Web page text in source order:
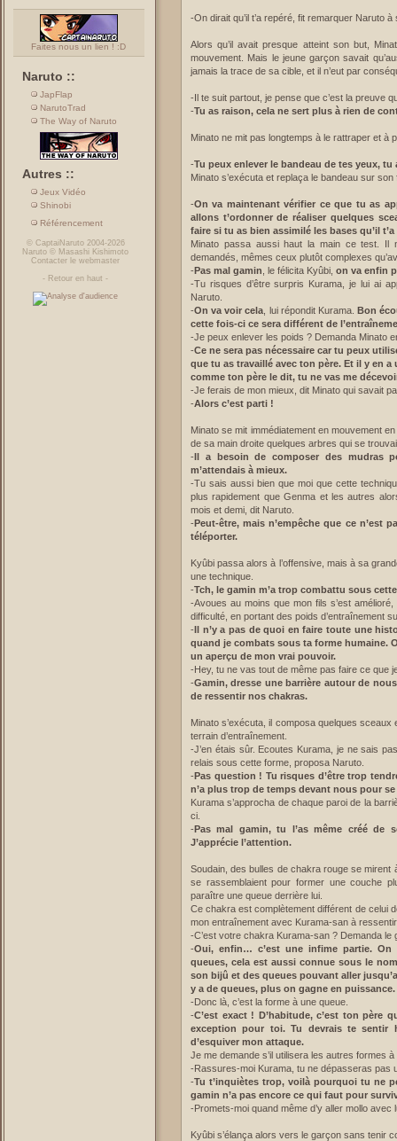
Faites nous un lien ! :D
Naruto ::
JapFlap
NarutoTrad
The Way of Naruto
Autres ::
Jeux Vidéo
Shinobi
Référencement
© CaptaiNaruto2004-2026
Naruto © Masashi Kishimoto
Contacter le webmaster
- Retour en haut -
-On dirait qu’il t’a repéré, fit remarquer Naruto
Alors qu’il avait presque atteint son but,
mouvement. Mais le jeune garçon savait
jamais la trace de sa cible, et il n’eut par
-Il te suit partout, je pense que c’est la preuve
-Tu as raison, cela ne sert plus à rien de
Minato ne mit pas longtemps à le rattraper et à
-Tu peux enlever le bandeau de tes yeux, tu
Minato s’exécuta et replaça le bandeau sur son
-On va maintenant vérifier ce que tu as
allons t’ordonner de réaliser quelques
faire si tu as bien assimilé les bases qu’il
Minato passa aussi haut la main ce test. Il
demandés, mêmes ceux plutôt complexes
-Pas mal gamin , le félicita Kyûbi, on va enfin
-Tu risques d’être surpris Kurama, je lui ai
Naruto.
-On va voir cela , lui répondit Kurama. Bon
cette fois-ci ce sera différent de
-Je peux enlever les poids ? Demanda Minato
-Ce ne sera pas nécessaire car tu peux
que tu as travaillé avec ton père. Et il y en a
comme ton père le dit, tu ne vas me
-Je ferais de mon mieux, dit Minato qui savait
-Alors c’est parti !
Minato se mit immédiatement en mouvement
de sa main droite quelques arbres qui se
-Il a besoin de composer des mudras
m’attendais à mieux.
-Tu sais aussi bien que moi que cette
plus rapidement que Genma et les autres
mois et demi, dit Naruto.
-Peut-être, mais n’empêche que ce n’est
téléporter.
Kyûbi passa alors à l’offensive, mais à sa
une technique.
-Tch, le gamin m’a trop combattu sous
-Avoues au moins que mon fils s’est
difficulté, en portant des poids d’entraînement
-Il n’y a pas de quoi en faire toute une
quand je combats sous ta forme humaine.
un aperçu de mon vrai pouvoir.
-Hey, tu ne vas tout de même pas faire ce que
-Gamin, dresse une barrière autour de nous
de ressentir nos chakras.
Minato s’exécuta, il composa quelques
terrain d’entraînement.
-J’en étais sûr. Ecoutes Kurama, je ne sais
relais sous cette forme, proposa Naruto.
-Pas question ! Tu risques d’être trop
n’a plus trop de temps devant nous pour
Kurama s’approcha de chaque paroi de la
ci.
-Pas mal gamin, tu l’as même créé de
J’apprécie l’attention.
Soudain, des bulles de chakra rouge se
se rassemblaient pour former une couche
paraître une queue derrière lui.
Ce chakra est complètement différent de celui
mon entraînement avec Kurama-san à
-C’est votre chakra Kurama-san ? Demanda le
-Oui, enfin… c’est une infime partie. On
queues, cela est aussi connue sous le
son bijû et des queues pouvant aller
y a de queues, plus on gagne en puissance.
-Donc là, c’est la forme à une queue.
-C’est exact ! D’habitude, c’est ton père
exception pour toi. Tu devrais te sentir
d’esquiver mon attaque.
Je me demande s’il utilisera les autres formes
-Rassures-moi Kurama, tu ne dépasseras pas
-Tu t’inquiètes trop, voilà pourquoi tu ne
gamin n’a pas encore ce qui faut pour
-Promets-moi quand même d’y aller mollo avec
Kyûbi s’élança alors vers le garçon sans tenir